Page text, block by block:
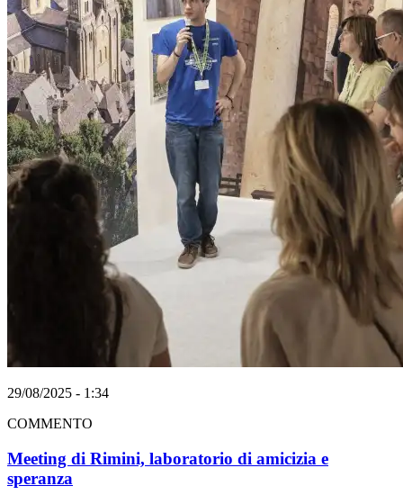
29/08/2025 - 1:34
COMMENTO
Meeting di Rimini, laboratorio di amicizia e
speranza